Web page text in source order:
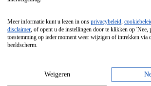
Vrijstaande Magnetron
Vrijstaande Kookplaat
Inbouw Gaskookplaat
Meer informatie kunt u lezen in ons privacybeleid,
disclaimer, of opent u de instellingen door te klikken op 'Nee,
toestemming op ieder moment weer wijzigen of intrekken via
beeldscherm.
Weigeren